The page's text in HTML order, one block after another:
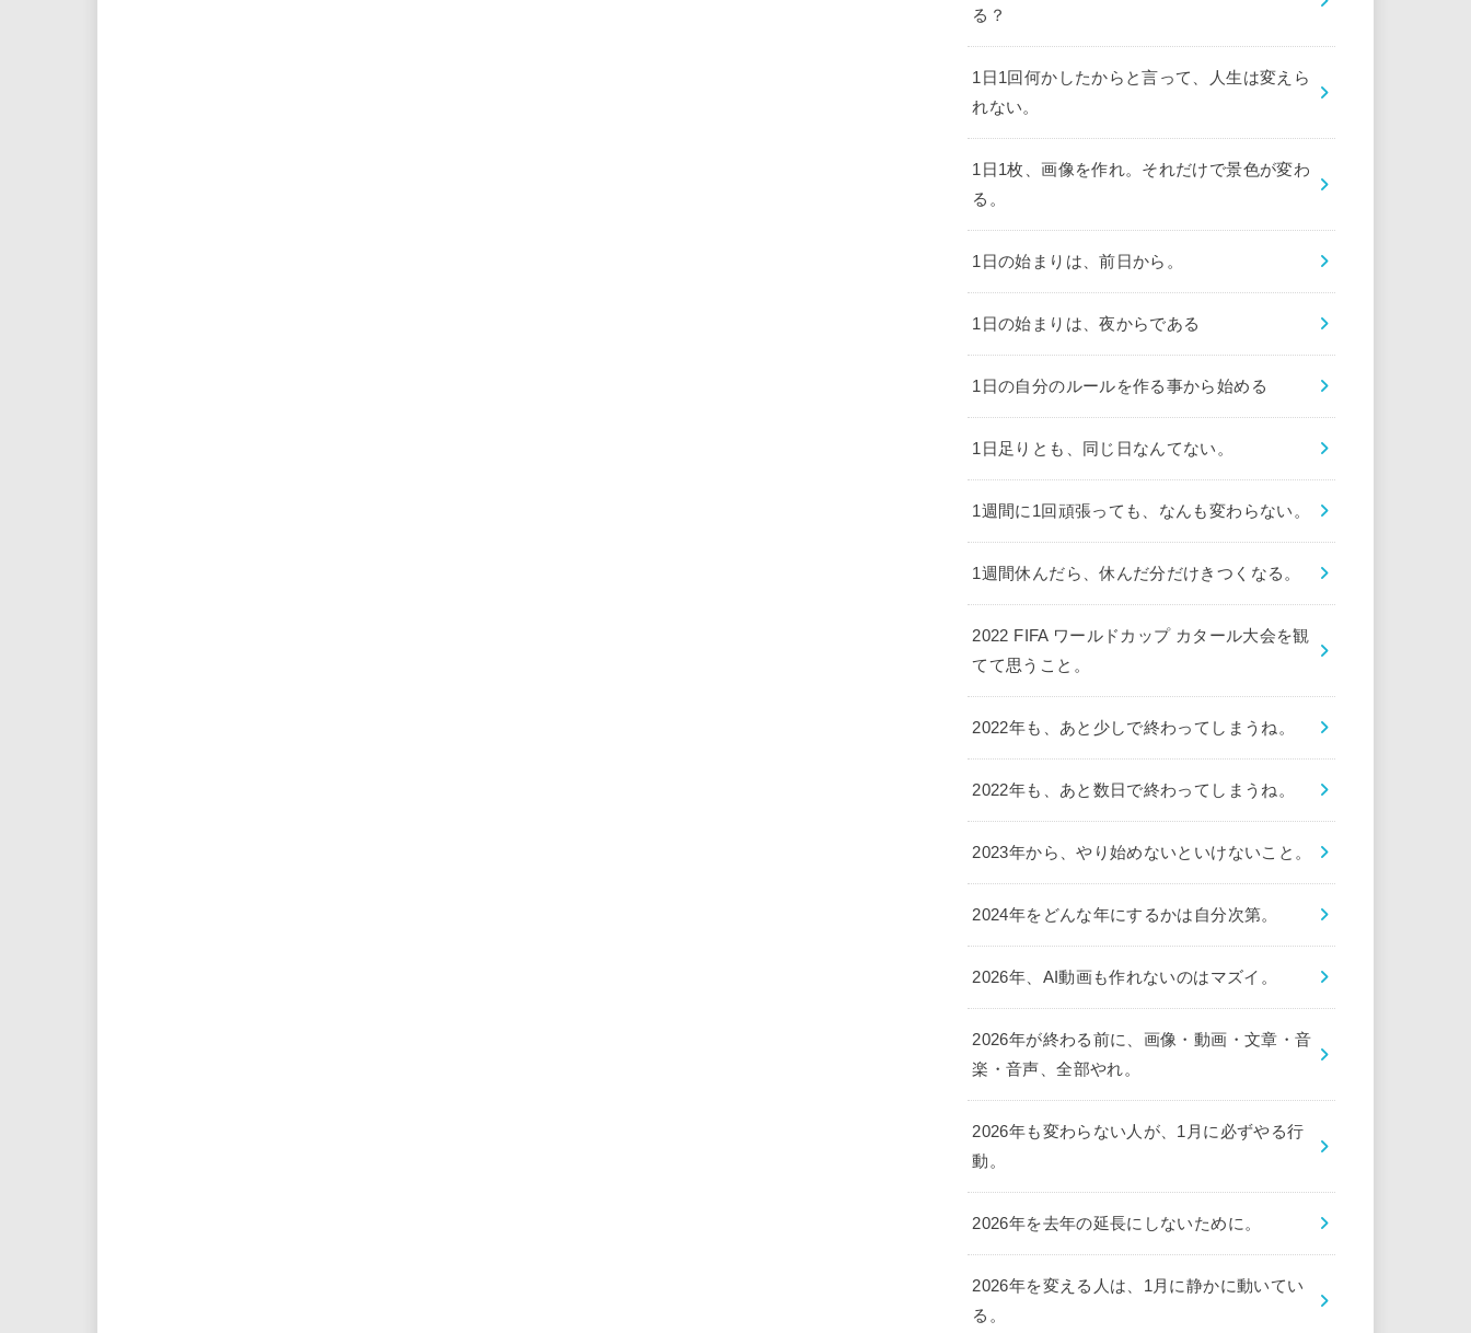
る？
1日1回何かしたからと言って、人生は変えら
れない。
1日1枚、画像を作れ。それだけで景色が変わ
る。
1日の始まりは、前日から。
1日の始まりは、夜からである
1日の自分のルールを作る事から始める
1日足りとも、同じ日なんてない。
1週間に1回頑張っても、なんも変わらない。
1週間休んだら、休んだ分だけきつくなる。
2022 FIFA ワールドカップ カタール大会を観
てて思うこと。
2022年も、あと少しで終わってしまうね。
2022年も、あと数日で終わってしまうね。
2023年から、やり始めないといけないこと。
2024年をどんな年にするかは自分次第。
2026年、AI動画も作れないのはマズイ。
2026年が終わる前に、画像・動画・文章・音
楽・音声、全部やれ。
2026年も変わらない人が、1月に必ずやる行
動。
2026年を去年の延長にしないために。
2026年を変える人は、1月に静かに動いてい
る。